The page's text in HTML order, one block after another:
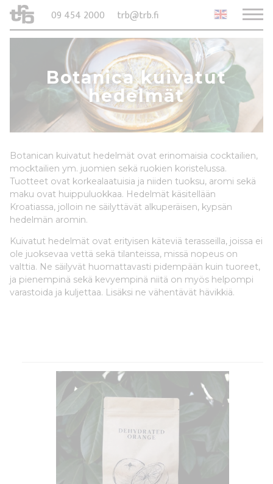
09 454 2000 trb@trb.fi
Botanica kuivatut
hedelmät
Botanican kuivatut hedelmät ovat erinomaisia cocktailien,
mocktailien ym. juomien sekä ruokien koristelussa.
Tuotteet ovat korkealaatuisia ja niiden tuoksu, aromi sekä
maku ovat huippuluokkaa. Hedelmät käsitellään
Kroatiassa, jolloin ne säilyttävät alkuperäisen, kypsän
hedelmän aromin.
Kuivatut hedelmät ovat erityisen käteviä terasseilla, joissa ei
ole juoksevaa vettä sekä tilanteissa, missä nopeus on
valttia. Ne säilyvät huomattavasti pidempään kuin tuoreet,
ja pienempinä sekä kevyempinä niitä on myös helpompi
varastoida ja kuljettaa. Lisäksi ne vähentävät hävikkiä.